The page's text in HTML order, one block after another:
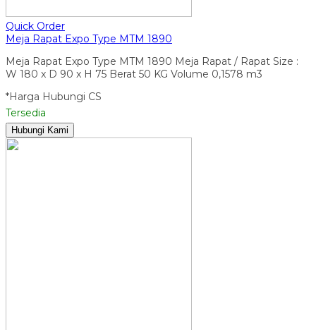
Quick Order
Meja Rapat Expo Type MTM 1890
Meja Rapat Expo Type MTM 1890 Meja Rapat / Rapat Size :
W 180 x D 90 x H 75 Berat 50 KG Volume 0,1578 m3
*Harga Hubungi CS
Tersedia
Hubungi Kami